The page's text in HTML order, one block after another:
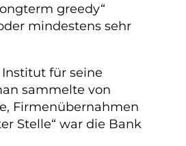
greedy“
mindestens sehr
für seine
sammelte von
Firmenübernahmen
Stelle“ war die Bank